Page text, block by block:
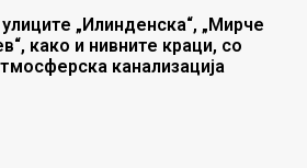
„Илинденска“, „Мирче
како и нивните краци, со
канализација